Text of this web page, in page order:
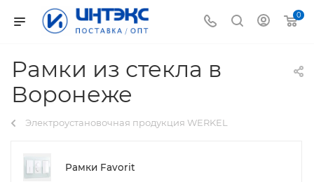
0
Рамки из стекла в
Воронеже
Электроустановочная продукция WERKEL
Рамки Favorit